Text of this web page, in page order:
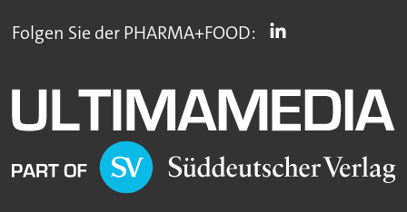
Folgen Sie der PHARMA+FOOD: